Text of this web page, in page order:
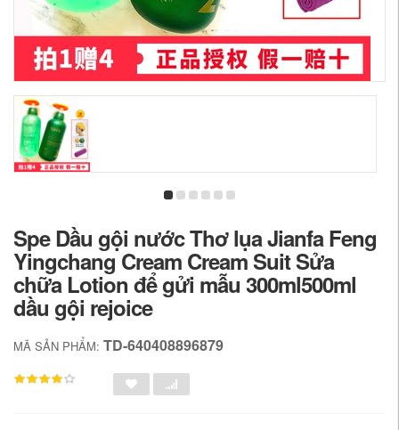
Spe Dầu gội nước Thơ lụa Jianfa Feng
Yingchang Cream Cream Suit Sửa
chữa Lotion để gửi mẫu 300ml500ml
dầu gội rejoice
MÃ SẢN PHẨM: TD-640408896879